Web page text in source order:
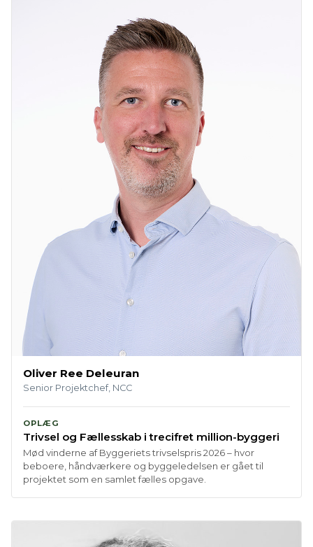
Oliver Ree Deleuran
Senior Projektchef, NCC
OPLÆG
Trivsel og Fællesskab i trecifret million-byggeri
Mød vinderne af Byggeriets trivselspris 2026 – hvor
beboere, håndværkere og byggeledelsen er gået til
projektet som en samlet fælles opgave.